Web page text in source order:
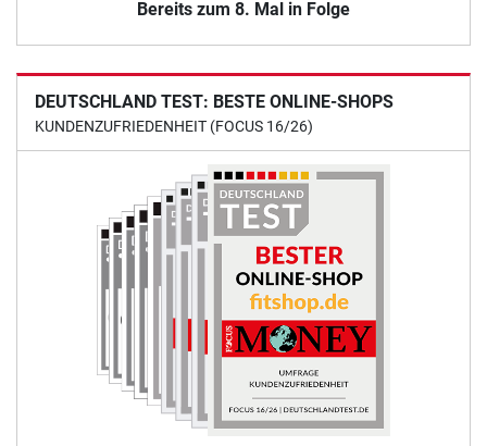
Bereits zum 8. Mal in Folge
DEUTSCHLAND TEST: BESTE ONLINE-SHOPS
KUNDENZUFRIEDENHEIT (FOCUS 16/26)